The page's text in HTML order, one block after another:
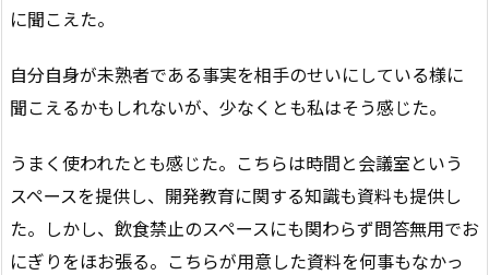
に聞こえた。
自分自身が未熟者である事実を相手のせいにしている様に
聞こえるかもしれないが、少なくとも私はそう感じた。
うまく使われたとも感じた。こちらは時間と会議室という
スペースを提供し、開発教育に関する知識も資料も提供し
た。しかし、飲食禁止のスペースにも関わらず問答無用でお
にぎりをほお張る。こちらが用意した資料を何事もなかっ